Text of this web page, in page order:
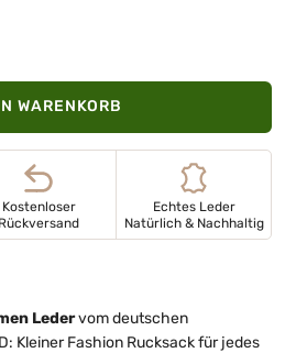
WARENKORB
Kostenloser
Rückversand
Echtes Leder
Natürlich & Nachhaltig
Ledervom deutschen
Kleiner Fashion Rucksack für jedes